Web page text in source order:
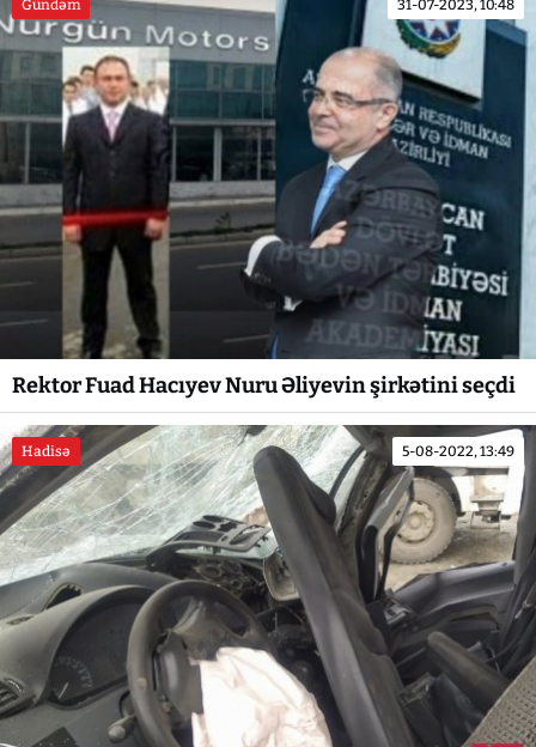
Gündəm 31-07-2023, 10:48
Rektor Fuad Hacıyev Nuru Əliyevin şirkətini seçdi
Hadisə 5-08-2022, 13:49